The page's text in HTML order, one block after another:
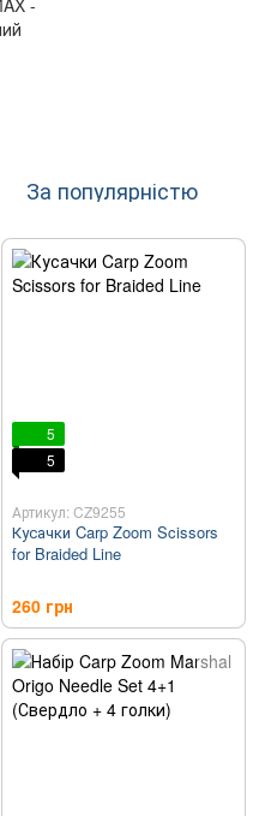
За популярністю
5
5
Артикул: CZ9255
Кусачки Carp Zoom Scissors
for Braided Line
260 грн